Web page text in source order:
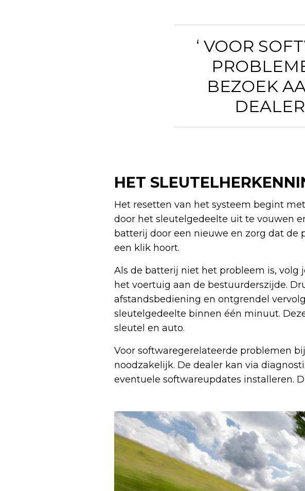
‘ VOOR
BEZOEK
HET
Het resetten van het systeem begint
door het sleutelgedeelte uit te vouwen
batterij door een nieuwe en zorg dat de
een klik hoort.
Als de batterij niet het probleem is, volg
het voertuig aan de bestuurderszijde.
afstandsbediening en ontgrendel
sleutelgedeelte binnen één minuut.
sleutel en auto.
Voor softwaregerelateerde problemen
noodzakelijk. De dealer kan via
eventuele softwareupdates installeren.